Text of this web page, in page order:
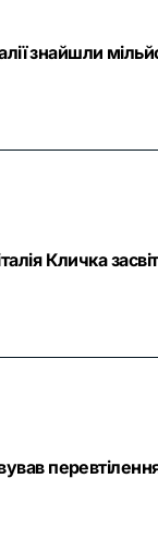
знайшли
Кличка